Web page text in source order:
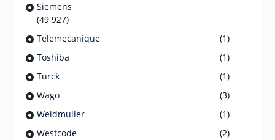
Siemens
(49 927)
Telemecanique
(1)
Toshiba
(1)
Turck
(1)
Wago
(3)
Weidmuller
(1)
Westcode
(2)